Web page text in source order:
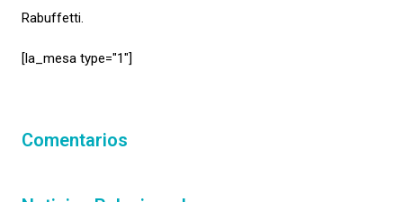
Rabuffetti.
[la_mesa type="1″]
Comentarios